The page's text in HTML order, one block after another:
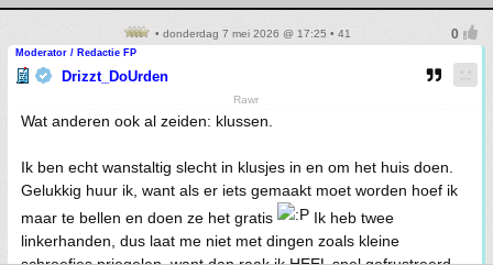
• donderdag 7 mei 2026 @ 17:25 • 41
Moderator / Redactie FP
Drizzt_DoUrden
Rawr
Wat anderen ook al zeiden: klussen.
Ik ben echt wanstaltig slecht in klusjes in en om het huis doen.
Gelukkig huur ik, want als er iets gemaakt moet worden hoef ik
maar te bellen en doen ze het gratis
Ik heb twee
linkerhanden, dus laat me niet met dingen zoals kleine
schroefjes priegelen, want dan raak ik HEEL snel gefrustreerd